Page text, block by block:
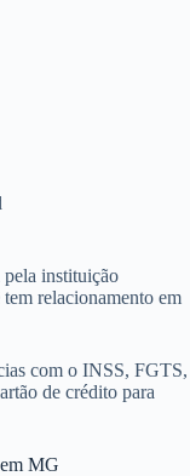
pela instituição
relacionamento em
com o INSS, FGTS,
de crédito para
MG